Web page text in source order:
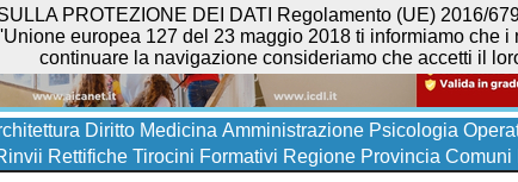
Diritto Medicina Amministrazione Psicologia
Rettifiche Tirocini Formativi Regione Provincia Comuni
PROTEZIONE DEI DATI Regolamento (UE) 2016/
europea 127 del 23 maggio 2018 ti informiamo
continuare la navigazione consideriamo che accetti il